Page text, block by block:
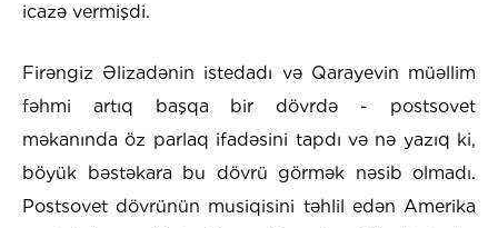
icazə vermişdi.
Firəngiz Əlizadənin istedadı və Qarayevin müəllim
fəhmi artıq başqa bir dövrdə - postsovet
məkanında öz parlaq ifadəsini tapdı və nə yazıq ki,
böyük bəstəkara bu dövrü görmək nəsib olmadı.
Postsovet dövrünün musiqisini təhlil edən Amerika